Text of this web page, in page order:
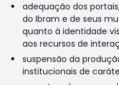
adequação dos
do Ibram e de seus
quanto à identidade
aos recursos de
suspensão da
institucionais de